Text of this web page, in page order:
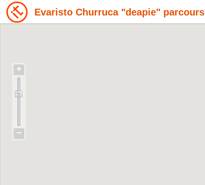
Evaristo Churruca "deapie" parcours
+
−